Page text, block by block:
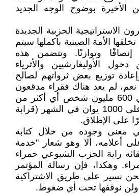
بوضوح الوجه الجديد
الاستراتيجية الحزبية الجديدة
تخلقها الأمة الصينية بأكملها سيتم
إنصافًا وتوازنًا. وتتضمن هذه
دخول الأوليغارشيين والأثرياء
توزيع بعض ثرواتهم لصالح
نعم، لم يعد هناك فقراء مدقعون
في الصين، لكن حوالي 600 مليون شخص أي أكثر من
ثلث السكان يعيشون على 1000 يوان في الشهر (قرابة
معنى وجوده من خلال كتابة
أعلامه، ألا وهو شعار "خدمة
راية الحزب الشيوعي حمراء
وهكذا، فإن رسالة المؤتمر
نسير على طريق الاشتراكية
ولن نوقفها تحت أي ضغوط.